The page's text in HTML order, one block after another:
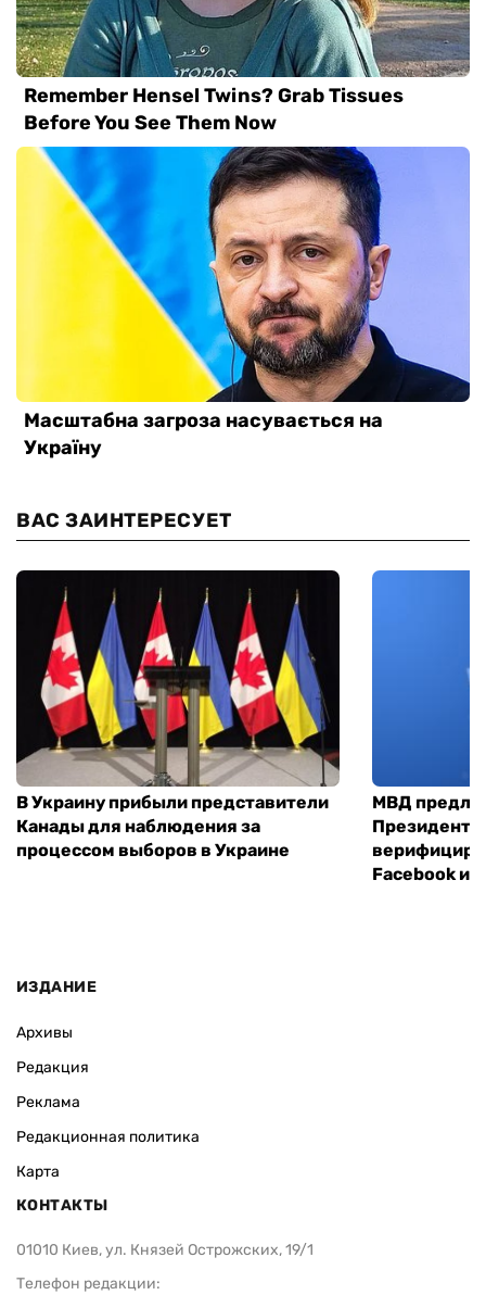
ВАС ЗАИНТЕРЕСУЕТ
В Украину прибыли представители
Канады для наблюдения за
процессом выборов в Украине
МВД
Facebook и
ИЗДАНИЕ
Архивы
Редакция
Реклама
Редакционная политика
Карта
КОНТАКТЫ
01010 Киев, ул. Князей Острожских, 19/1
Телефон редакции: